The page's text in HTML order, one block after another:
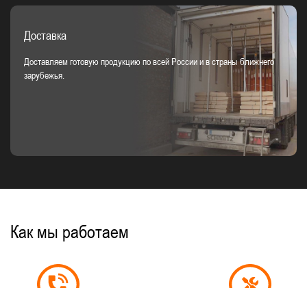
Доставка
Доставляем готовую продукцию по всей России и в страны ближнего
зарубежья.
Как мы работаем